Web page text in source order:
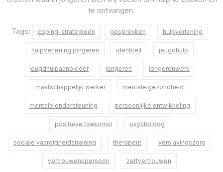
te ontvangen.
Tags: coping-strategieën gesprekken hulpverlening
hulpverlening jongeren identiteit jeugdhulp
jeugdhulpaanbieder jongeren jongerenwerk
maatschappelijk werker mentale gezondheid
mentale ondersteuning persoonlijke ontwikkeling
positieve toekomst psycholoog
sociale vaardigheidstraining therapeut verslavingszorg
vertrouwenspersoon zelfvertrouwen